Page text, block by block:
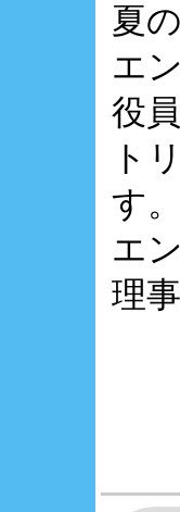
夏
エ
役
ト
す。
エ
理